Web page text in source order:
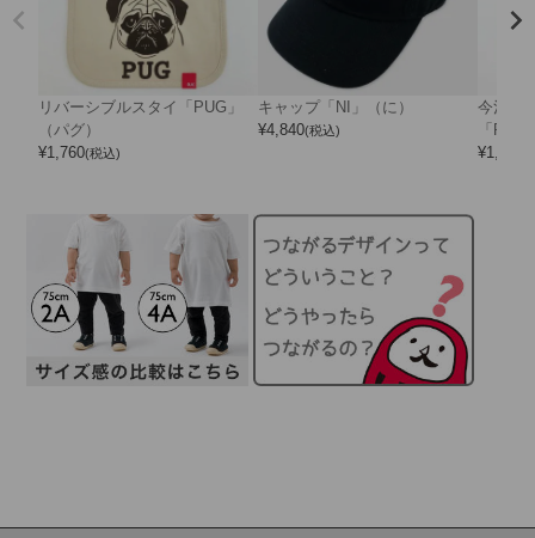
リバーシブルスタイ「PUG」
（パグ）
¥1,760(税込)
キャップ「NI」（に）
¥4,840(税込)
今治タ
「PUG
¥1,760